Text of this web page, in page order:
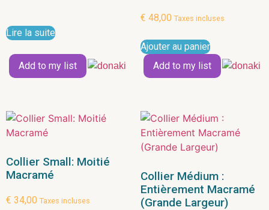
Lire la suite
Add to my list
€ 48,00 Taxes incluses
Ajouter au panier
Add to my list
Collier Small: Moitié
Macramé
€ 34,00 Taxes incluses
Collier Médium :
Entièrement Macramé
(Grande Largeur)